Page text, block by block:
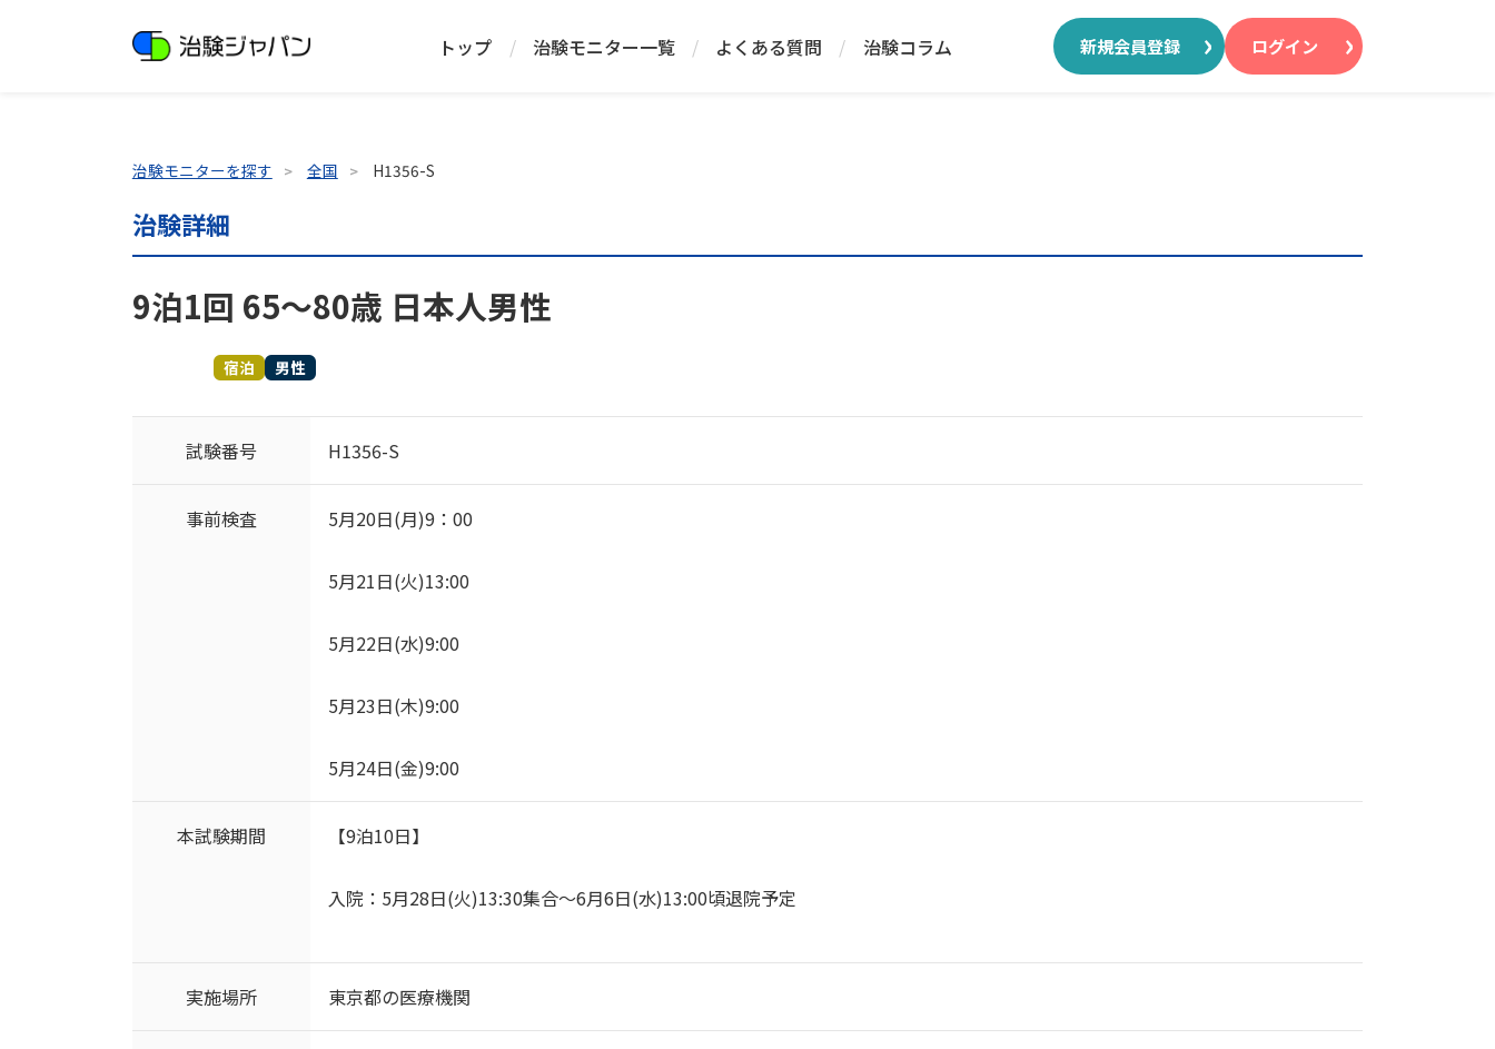
トップ / 治験モニター一覧 / よくある質問 / 治験コラム 新規会員登録 ログイン
治験モニターを探す 全国 H1356-S
治験詳細
9泊1回 65～80歳 日本人男性
宿泊 男性
試験番号 H1356-S
事前検査 5月20日(月)9：00
5月21日(火)13:00
5月22日(水)9:00
5月23日(木)9:00
5月24日(金)9:00
本試験期間 【9泊10日】
入院：5月28日(火)13:30集合～6月6日(水)13:00頃退院予定
実施場所 東京都の医療機関